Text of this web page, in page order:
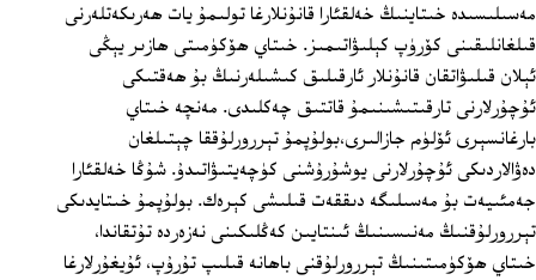
مەسىلىسىدە خىتاينىڭ خەلقئارا قانۇنلارغا تولىمۇ يات ھەرىكەتلەرنى
قىلغانلىقىنى كۆرۈپ كېلىۋاتىمىز. خىتاي ھۆكۈمىتى ھازىر يېڭى
ئېلان قىلىۋاتقان قانۇنلار ئارقىلىق كىشىلەرنىڭ بۇ ھەقتىكى
ئۇچۇرلارنى تارقىتىشىنىمۇ قاتتىق چەكلىدى. مەنچە خىتاي
بارغانسېرى ئۆلۈم جازالىرى،بولۇپمۇ تېررورلۇققا چېتىلغان
دەۋالاردىكى ئۇچۇرلارنى يوشۇرۇشنى كۈچەيتىۋاتىدۇ. شۇڭا خەلقئارا
جەمئىيەت بۇ مەسىلىگە دىققەت قىلىشى كېرەك. بولۇپمۇ خىتايدىكى
تېررورلۇقنىڭ مەنىسىنىڭ ئىنتايىن كەڭلىكىنى نەزەردە تۇتقاندا،
خىتاي ھۆكۈمىتىنىڭ تېررورلۇقنى باھانە قىلىپ تۇرۇپ، ئۇيغۇرلارغا